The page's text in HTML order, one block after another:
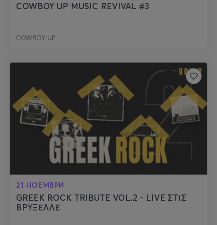
COWBOY UP MUSIC REVIVAL #3
COWBOY UP
21 НОЕМВРИ
GREEK ROCK TRIBUTE VOL.2 - LIVE ΣΤΙΣ
ΒΡΥΞΕΛΛΕ